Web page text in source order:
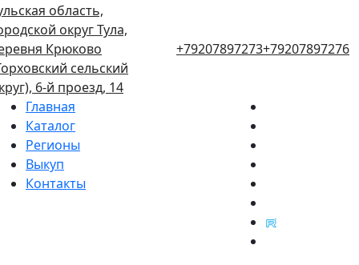
область,
округ Тула,
Крюково
сельский
6-й проезд, 14
+79207897273+79207897276
Главная
Каталог
Регионы
Выкуп
Контакты